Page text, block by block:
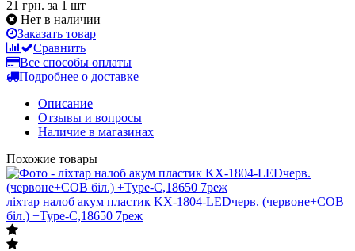
21 грн. за 1 шт
Нет в наличии
Заказать товар
Сравнить
Все способы оплаты
Подробнее о доставке
Описание
Отзывы и вопросы
Наличие в магазинах
Похожие товары
ліхтар налоб акум пластик KX-1804-LEDчерв. (червоне+СОВ
біл.) +Type-C,18650 7реж